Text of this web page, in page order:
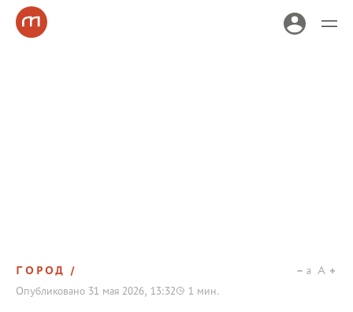
ГОРОД
Опубликовано 31 мая 2026, 13:32 1 мин.
a A